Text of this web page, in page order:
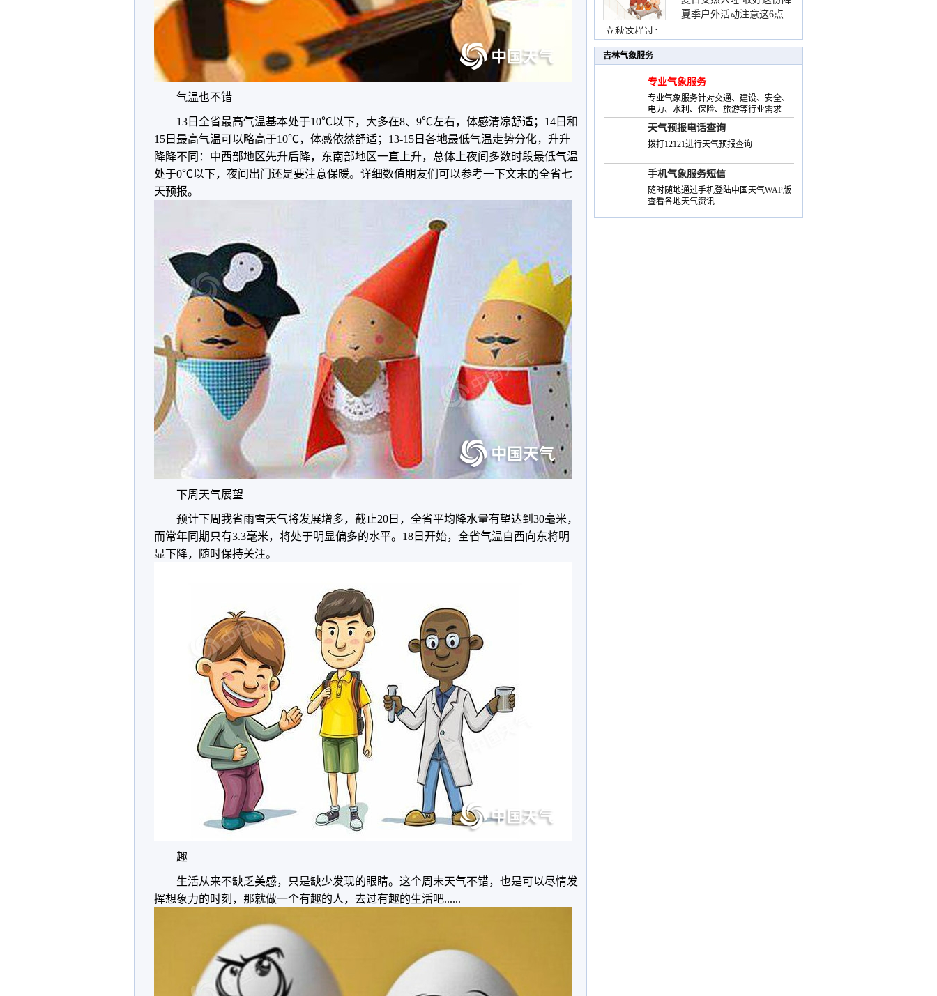
气温也不错
13日全省最高气温基本处于10℃以下，大多在8、9℃左右，体感清凉舒适；14日和
15日最高气温可以略高于10℃，体感依然舒适；13-15日各地最低气温走势分化，升升
降降不同： 中西部地区先升后降，东南部地区一直上升，总体上夜间多数时段最低气温
处于0℃以下，夜间出门还是要注意保暖。详细数值朋友们可以参考一下文末的全省七
天预报。
下周天气展望
预计下周我省雨雪天气将发展增多，截止20日，全省平均降水量有望达到30毫米，
而常年同期只有3.3毫米，将处于明显偏多的水平。18日开始，全省气温自西向东将明
显下降，随时保持关注。
趣
生活从来不缺乏美感，只是缺少发现的眼睛。这个周末天气不错，也是可以尽情发
挥想象力的时刻，那就做一个有趣的人，去过有趣的生活吧......
立秋这样过：
温小贴士
夏季户外活动注意这6点
吉林气象服务
专业气象服务
专业气象服务针对交通、建设、安全、
电力、水利、保险、旅游等行业需求
天气预报电话查询
拨打12121进行天气预报查询
手机气象服务短信
随时随地通过手机登陆中国天气WAP版
查看各地天气资讯